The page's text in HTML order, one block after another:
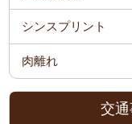
シンスプリント
肉離れ
交